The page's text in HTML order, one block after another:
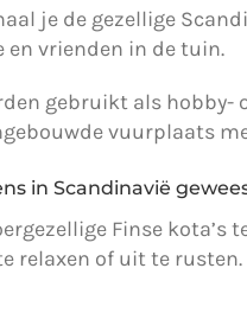
je de gezellige
en vrienden in de tuin.
gebruikt als
vuurplaats
in Scandinavië
Finse kota’s
relaxen of uit te rusten.